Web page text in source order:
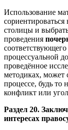
Использование
столицы и
проведения
процессуальной
проведённое
методиках, может
процессе, будь то
конфликт или
Раздел 20.
интересах